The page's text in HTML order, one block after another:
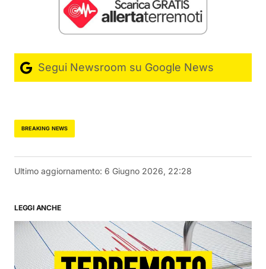
Segui Newsroom su Google News
BREAKING NEWS
Ultimo aggiornamento: 6 Giugno 2026, 22:28
LEGGI ANCHE